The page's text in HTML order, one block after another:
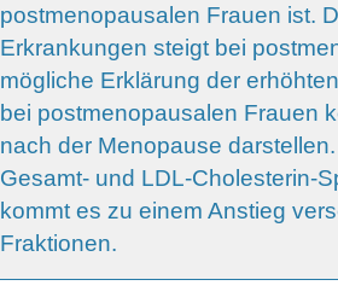
postmenopausalen Frauen ist.
Erkrankungen steigt bei
mögliche Erklärung der
bei postmenopausalen Frauen
nach der Menopause
Gesamt- und LDL-Cholesterin-
kommt es zu einem Anstieg
Fraktionen.